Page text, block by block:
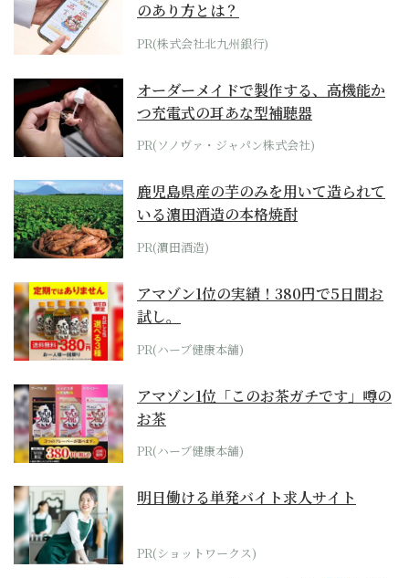
のあり方とは？
PR(株式会社北九州銀行)
オーダーメイドで製作する、高機能か
つ充電式の耳あな型補聴器
PR(ソノヴァ・ジャパン株式会社)
鹿児島県産の芋のみを用いて造られて
いる濵田酒造の本格焼酎
PR(濵田酒造)
アマゾン1位の実績！380円で5日間お
試し。
PR(ハーブ健康本舗)
アマゾン1位「このお茶ガチです」噂の
お茶
PR(ハーブ健康本舗)
明日働ける単発バイト求人サイト
PR(ショットワークス)